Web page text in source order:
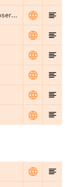
Ne sois pas si bête "stand a little closer" (CD)